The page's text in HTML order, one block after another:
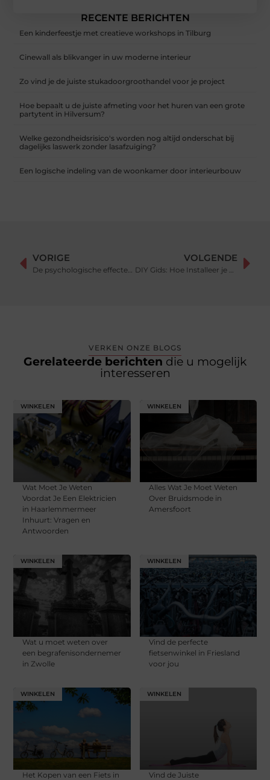
RECENTE BERICHTEN
Een kinderfeestje met creatieve workshops in Tilburg
Cinewall als blikvanger in uw moderne interieur
Zo vind je de juiste stukadoorgroothandel voor je project
Hoe bepaalt u de juiste afmeting voor het huren van een grote
partytent in Hilversum?
Welke gezondheidsrisico's worden nog altijd onderschat bij
dagelijks laswerk zonder lasafzuiging?
Een logische indeling van de woonkamer door interieurbouw
VORIGE
De psychologische effecten van Public Relations
VOLGENDE
DIY Gids: Hoe Installeer je Elastische Veters?
VERKEN ONZE BLOGS
Gerelateerde berichten die u mogelijk
interesseren
WINKELEN
Wat Moet Je Weten
Voordat Je Een Elektricien
in Haarlemmermeer
Inhuurt: Vragen en
Antwoorden
WINKELEN
Alles Wat Je Moet Weten
Over Bruidsmode in
Amersfoort
WINKELEN
Wat u moet weten over
een begrafenisondernemer
in Zwolle
WINKELEN
Vind de perfecte
fietsenwinkel in Friesland
voor jou
WINKELEN
Het Kopen van een Fiets in
WINKELEN
Vind de Juiste